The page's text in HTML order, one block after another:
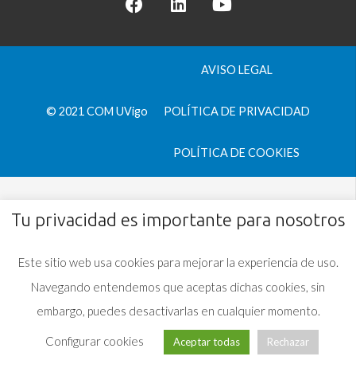
© 2021 COM UVigo
AVISO LEGAL
POLÍTICA DE PRIVACIDAD
POLÍTICA DE COOKIES
Tu privacidad es importante para nosotros
Este sitio web usa cookies para mejorar la experiencia de uso.
Navegando entendemos que aceptas dichas cookies, sin
embargo, puedes desactivarlas en cualquier momento.
Configurar cookies Aceptar todas Rechazar